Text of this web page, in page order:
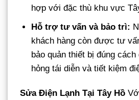
hợp với đặc thù khu vực
Hỗ trợ tư vấn và bảo trì:
khách hàng còn được tư
bảo quản thiết bị đúng
hỏng tái diễn và tiết kiệm
Sửa Điện Lạnh Tại Tây Hồ